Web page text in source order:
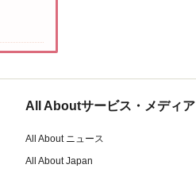
All Aboutサービス・メディア
All About ニュース
All About Japan